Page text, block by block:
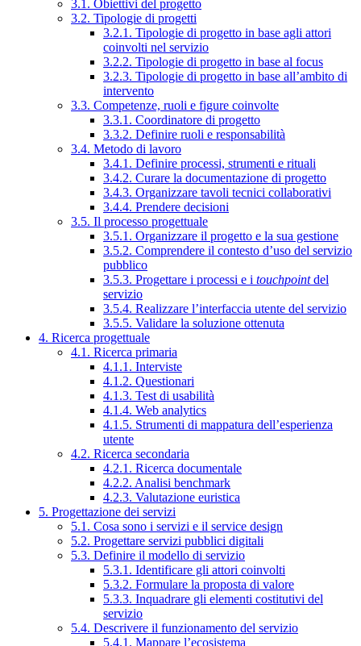
3.1. Obiettivi del progetto
3.2. Tipologie di progetti
3.2.1. Tipologie di progetto in base agli attori
coinvolti nel servizio
3.2.2. Tipologie di progetto in base al focus
3.2.3. Tipologie di progetto in base all’ambito di
intervento
3.3. Competenze, ruoli e figure coinvolte
3.3.1. Coordinatore di progetto
3.3.2. Definire ruoli e responsabilità
3.4. Metodo di lavoro
3.4.1. Definire processi, strumenti e rituali
3.4.2. Curare la documentazione di progetto
3.4.3. Organizzare tavoli tecnici collaborativi
3.4.4. Prendere decisioni
3.5. Il processo progettuale
3.5.1. Organizzare il progetto e la sua gestione
3.5.2. Comprendere il contesto d’uso del servizio
pubblico
3.5.3. Progettare i processi e i touchpointdel
servizio
3.5.4. Realizzare l’interfaccia utente del servizio
3.5.5. Validare la soluzione ottenuta
4. Ricerca progettuale
4.1. Ricerca primaria
4.1.1. Interviste
4.1.2. Questionari
4.1.3. Test di usabilità
4.1.4. Web analytics
4.1.5. Strumenti di mappatura dell’esperienza
utente
4.2. Ricerca secondaria
4.2.1. Ricerca documentale
4.2.2. Analisi benchmark
4.2.3. Valutazione euristica
5. Progettazione dei servizi
5.1. Cosa sono i servizi e il service design
5.2. Progettare servizi pubblici digitali
5.3. Definire il modello di servizio
5.3.1. Identificare gli attori coinvolti
5.3.2. Formulare la proposta di valore
5.3.3. Inquadrare gli elementi costitutivi del
servizio
5.4. Descrivere il funzionamento del servizio
5.4.1. Mappare l’ecosistema